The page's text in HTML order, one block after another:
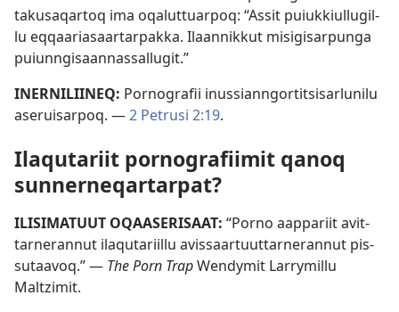
takusaqar­toq ima oqalut­tuar­poq: “As­sit puiuk­kiul­lugil­
lu eq­qaariasaar­tar­pak­ka. Ilaan­nik­kut misigisar­punga
puiun­ngisaan­nas­sal­lugit.”
INER­NILIINEQ: Por­nografii inus­sian­ngor­titsisarlunilu
aseruisar­poq. —2 Petrusi 2:19.
Ilaqutariit por­nografiimit qanoq
sun­ner­neqar­tar­pat?
ILISIMATUUT OQAASERISAAT: “Por­no aap­pariit avit­
tar­neran­nut ilaqutariil­lu avis­saar­tuut­tar­neran­nut pis­
sutaavoq.” — The Porn TrapWendymit Larrymil­lu
Maltzimit.